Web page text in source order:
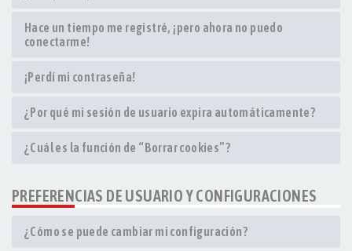
Hace un tiempo me registré, ¡pero ahora no puedo
conectarme!
¡Perdí mi contraseña!
¿Por qué mi sesión de usuario expira automáticamente?
¿Cuál es la función de “Borrar cookies”?
PREFERENCIAS DE USUARIO Y CONFIGURACIONES
¿Cómo se puede cambiar mi configuración?